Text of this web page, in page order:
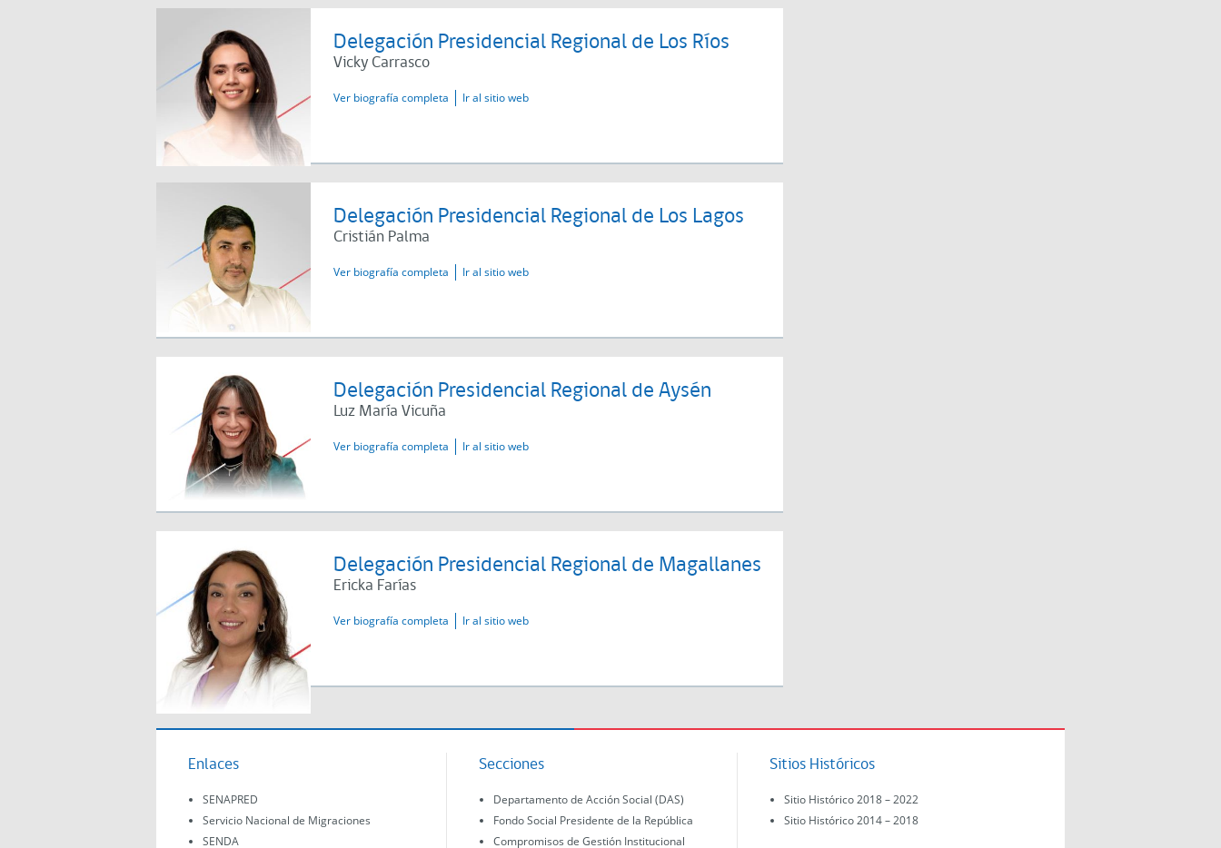
Delegación Presidencial Regional de Los Ríos
Vicky Carrasco
Ver biografía completa Ir al sitio web
Delegación Presidencial Regional de Los Lagos
Cristián Palma
Ver biografía completa Ir al sitio web
Delegación Presidencial Regional de Aysén
Luz María Vicuña
Ver biografía completa Ir al sitio web
Delegación Presidencial Regional de Magallanes
Ericka Farías
Ver biografía completa Ir al sitio web
Enlaces
SENAPRED
Servicio Nacional de Migraciones
SENDA
Secciones
Departamento de Acción Social (DAS)
Fondo Social Presidente de la República
Compromisos de Gestión Institucional
Sitios Históricos
Sitio Histórico 2018 – 2022
Sitio Histórico 2014 – 2018